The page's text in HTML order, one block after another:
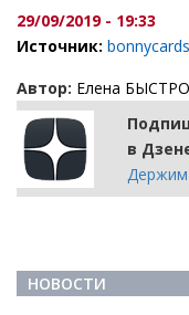
29/09/2019 - 19:33
Источник:
Автор: Елена
в
Держим
НОВОСТИ